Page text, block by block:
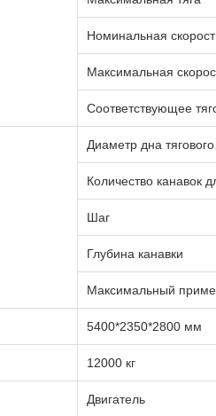
Номинальная
Максимальная
Соответствующее
Диаметр дна
Количество канавок
Шаг
Глубина канавки
Максимальный
5400*2350*2800 мм
12000 кг
Двигатель